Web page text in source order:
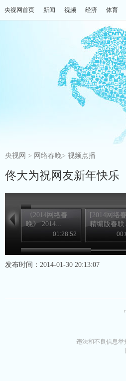
央视网首页 新闻 视频 经济 体育
央视网 > 网络春晚> 视频点播
佟大为祝网友新年快乐
《2014网络春
晚》 2014...
01:28:52
[2014网络
精编版春联
发布时间：2014-01-30 20:13:07
违法和不良信息举